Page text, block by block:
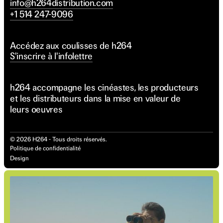
info@h264distribution.com
+1 514 247-9096
Accédez aux coulisses de h264
S'inscrire à l'infolettre
h264 accompagne les cinéastes, les producteurs
et les distributeurs dans la mise en valeur de
leurs oeuvres
© 2026 H264 - Tous droits réservés.
Politique de confidentialité
Design